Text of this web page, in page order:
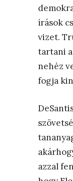
írások
vizet.
tartani
nehéz
fogja
azzal